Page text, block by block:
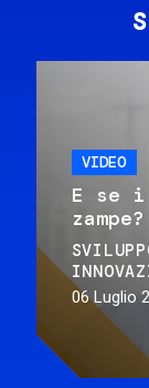
VIDEO
E se i
zampe?
06 Luglio